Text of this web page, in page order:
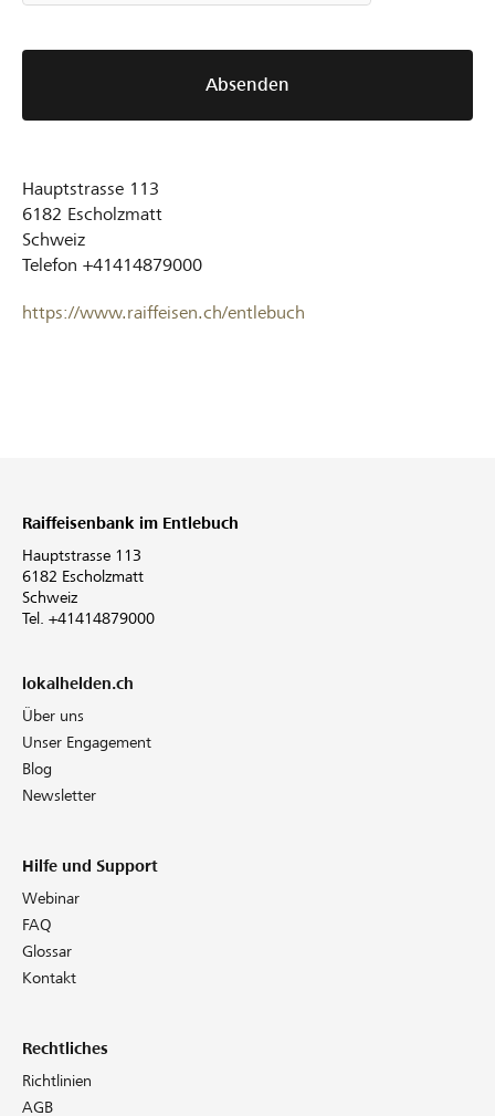
Absenden
Hauptstrasse 113
6182 Escholzmatt
Schweiz
Telefon +41414879000
https://www.raiffeisen.ch/entlebuch
Raiffeisenbank im Entlebuch
Hauptstrasse 113
6182 Escholzmatt
Schweiz
Tel. +41414879000
lokalhelden.ch
Über uns
Unser Engagement
Blog
Newsletter
Hilfe und Support
Webinar
FAQ
Glossar
Kontakt
Rechtliches
Richtlinien
AGB